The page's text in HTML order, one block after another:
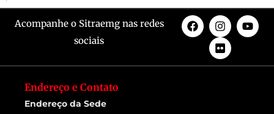
Acompanhe o Sitraemg nas redes
sociais
Endereço e Contato
Endereço da Sede